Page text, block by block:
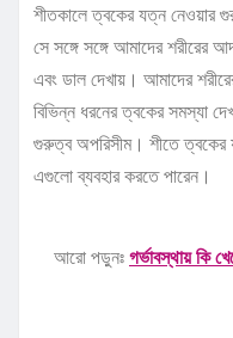
শীতকালে ত্বকের যত্ন নেওয়ার
সে সঙ্গে সঙ্গে আমাদের
এবং ডাল দেখায়। আমাদের
বিভিন্ন ধরনের ত্বকের সমস্যা
গুরুত্ব অপরিসীম। শীতে ত্বকের
এগুলো ব্যবহার করতে পারেন।
আরো পড়ুনঃগর্ভাবস্থায় কি